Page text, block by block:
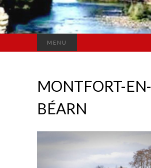
MENU
MONTFORT-EN-
BÉARN